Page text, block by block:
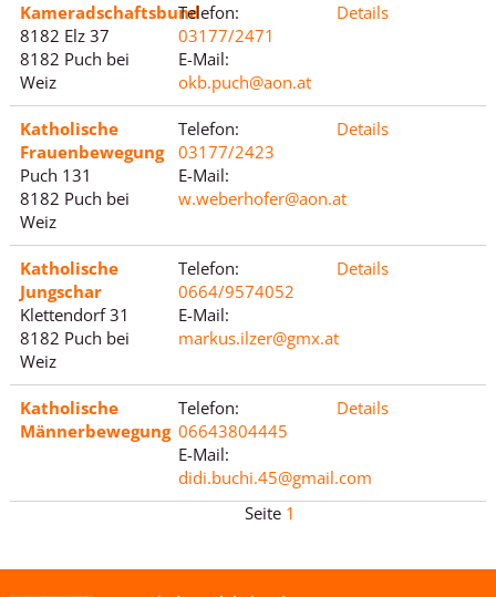
Kameradschaftsbund
8182 Elz 37
8182 Puch bei
Weiz
Telefon:
03177/2471
E-Mail:
okb.puch@aon.at
Details
Katholische
Frauenbewegung
Puch 131
8182 Puch bei
Weiz
Telefon:
03177/2423
E-Mail:
w.weberhofer@aon.at
Details
Katholische
Jungschar
Klettendorf 31
8182 Puch bei
Weiz
Telefon:
0664/9574052
E-Mail:
markus.ilzer@gmx.at
Details
Katholische
Männerbewegung
Telefon:
06643804445
E-Mail:
didi.buchi.45@gmail.com
Details
1